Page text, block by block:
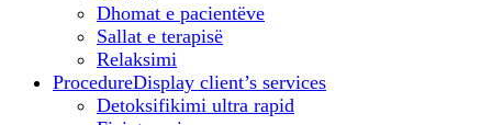
Dhomat e pacientëve
Sallat e terapisë
Relaksimi
ProcedureDisplay client’s services
Detoksifikimi ultra rapid